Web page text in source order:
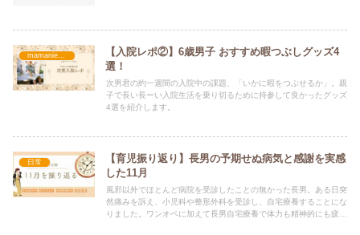
【入院レポ②】6歳男子 おすすめ暇つぶしグッズ4
選！
次男君の約一週間の入院中の課題、「いかに暇をつぶせるか」。親
子で長い長ーい入院生活を乗り切るために持参して良かったグッズ
4選を紹介します。
日常
【育児振り返り】長男の予期せぬ病気と感謝を実感
した11月
風邪以外でほとんど病院を受診したことの無かった長男。ある日突
然痛みを訴え、小児科や整形外科を受診し、自宅療養することにな
りました。ワンオペに加えて長男自宅療養で体力も精神的にも疲労